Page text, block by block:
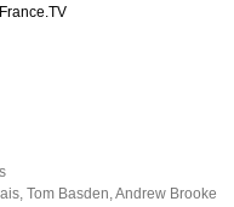
,Tom Basden,Andrew Brooke